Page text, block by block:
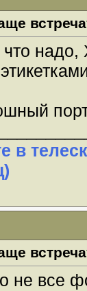
в
не все